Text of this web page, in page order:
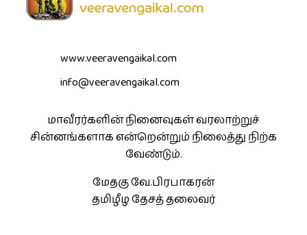
www.veeravengaikal.com
info@veeravengaikal.com
மாவீரர்களின் நினைவுகள் வரலாற்றுச்
சின்னங்களாக என்றென்றும் நிலைத்து நிற்க
வேண்டும்.
மேதகு வே.பிரபாகரன்
தமிழீழ தேசத் தலைவர்